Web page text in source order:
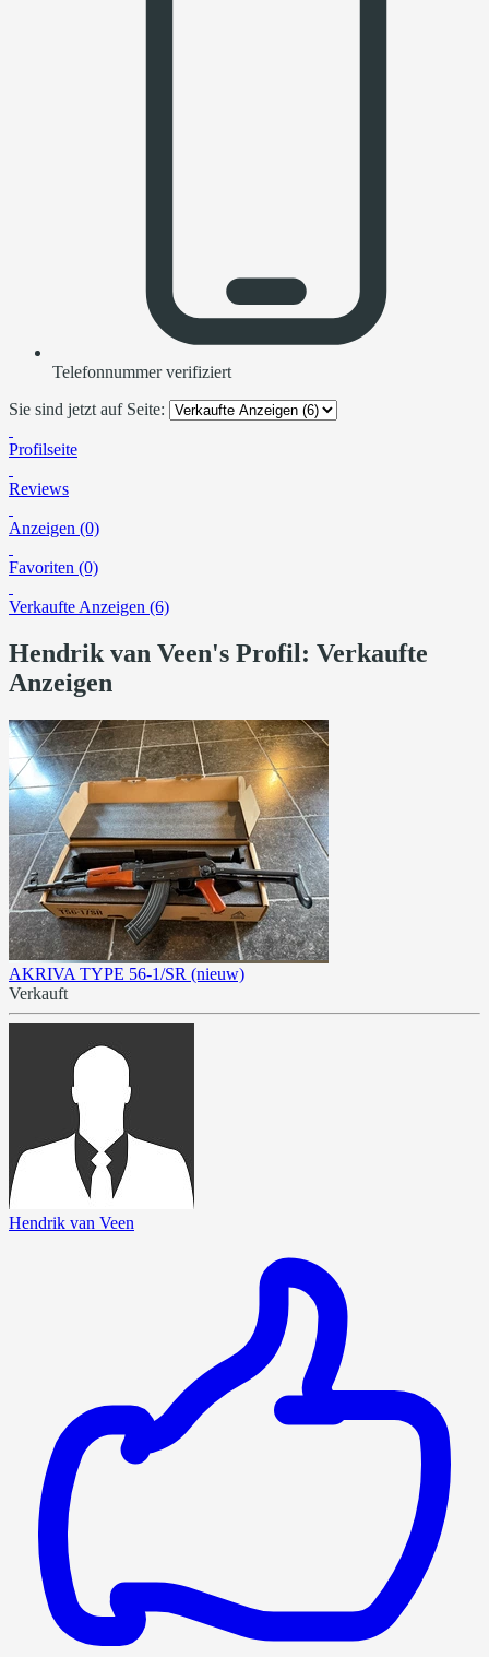
Telefonnummer verifiziert
Sie sind jetzt auf Seite:
Profilseite
Reviews
Anzeigen (0)
Favoriten (0)
Verkaufte Anzeigen (6)
Hendrik van Veen's Profil: Verkaufte
Anzeigen
AKRIVA TYPE 56-1/SR (nieuw)
Verkauft
Hendrik van Veen